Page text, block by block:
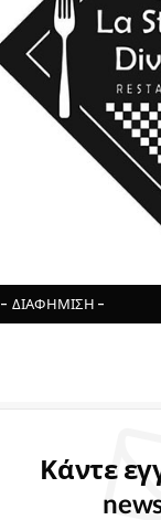
- ΔΙΑΦΉΜΙΣΗ -
Κάντε